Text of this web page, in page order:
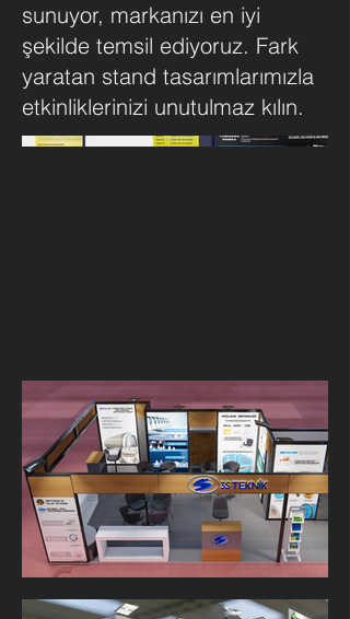
sunuyor, markanızı en iyi
şekilde temsil ediyoruz. Fark
yaratan stand tasarımlarımızla
etkinliklerinizi unutulmaz kılın.